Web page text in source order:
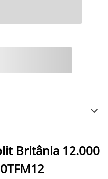
Britânia 12.000